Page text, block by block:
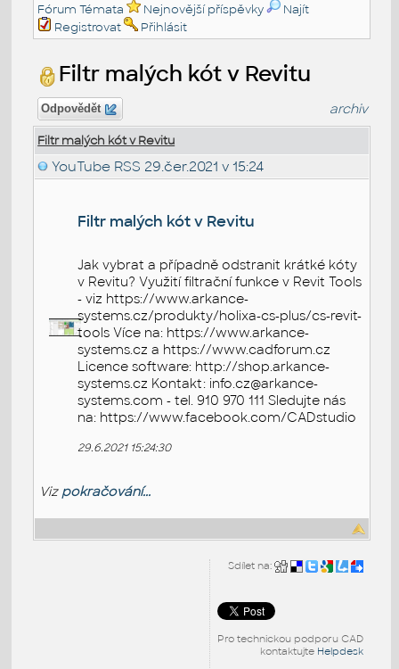
Fórum Témata
Nejnovější příspěvky
Najít
Registrovat
Přihlásit
Filtr malých kót v Revitu
Odpovědět archiv
Filtr malých kót v Revitu
YouTube RSS 29.čer.2021 v 15:24
Filtr malých kót v Revitu
Jak vybrat a případně odstranit krátké kóty
v Revitu? Využití filtrační funkce v Revit Tools
- viz https://www.arkance-
systems.cz/produkty/holixa-cs-plus/cs-revit-
tools Více na: https://www.arkance-
systems.cz a https://www.cadforum.cz
Licence software: http://shop.arkance-
systems.cz Kontakt: info.cz@arkance-
systems.com - tel. 910 970 111 Sledujte nás
na: https://www.facebook.com/CADstudio
29.6.2021 15:24:30
Viz pokračování...
Sdílet na:
Pro technickou podporu CAD
kontaktujte Helpdesk